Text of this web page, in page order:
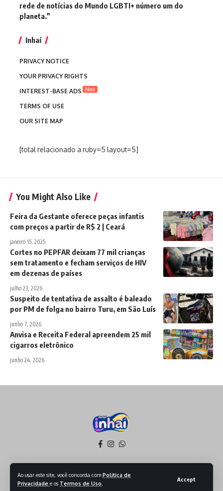
Ao usar este site, você concorda com Politica de
Privacidade e os Termos de Uso
Accept
rede de notícias do Mundo LGBTI+ número um do
planeta.”
Inhaí
PRIVACY NOTICE
YOUR PRIVACY RIGHTS
INTEREST-BASE ADS
New
TERMS OF USE
OUR SITE MAP
[total relacionado a ruby=5 layout=5]
You Might Also Like
Feira da Gestante oferece peças infantis
com preços a partir de R$ 2 | Ceará
janeiro 15, 2025
Cortes no PEPFAR deixam 77 mil crianças
sem tratamento e fecham serviços de HIV
em dezenas de países
julho 23, 2026
Suspeito de tentativa de assalto é baleado
por PM de folga no bairro Turu, em São Luís
junho 7, 2026
Anvisa e Receita Federal apreendem 25 mil
cigarros eletrônico
junho 24, 2026
Todos os Direitos reservados - 2026 - Produzido por Sept Mídia